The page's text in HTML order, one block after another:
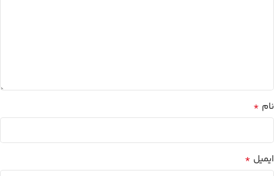
نام *
ایمیل *